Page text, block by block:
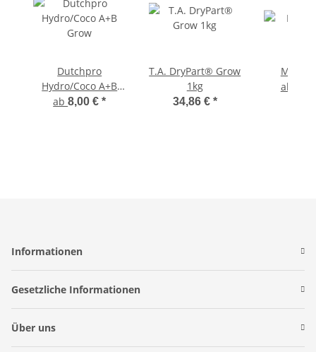
Dutchpro
Hydro/Coco A+B
Grow
ab8,00 €*
T.A. DryPart® Grow
1kg
34,86 € *
Mills
ab
Informationen
Gesetzliche Informationen
Über uns